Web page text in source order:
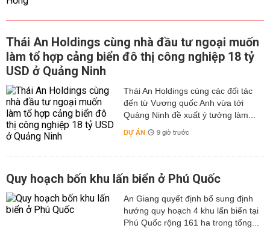
Thái An Holdings cùng nhà đầu tư ngoại muốn
làm tổ hợp cảng biển đô thị công nghiệp 18 tỷ
USD ở Quảng Ninh
Thái An Holdings cùng các đối tác
đến từ Vương quốc Anh vừa tới
Quảng Ninh đề xuất ý tưởng làm...
DỰ ÁN 9 giờ trước
Quy hoạch bốn khu lấn biển ở Phú Quốc
An Giang quyết định bổ sung định
hướng quy hoạch 4 khu lấn biển tại
Phú Quốc rộng 161 ha trong tổng...